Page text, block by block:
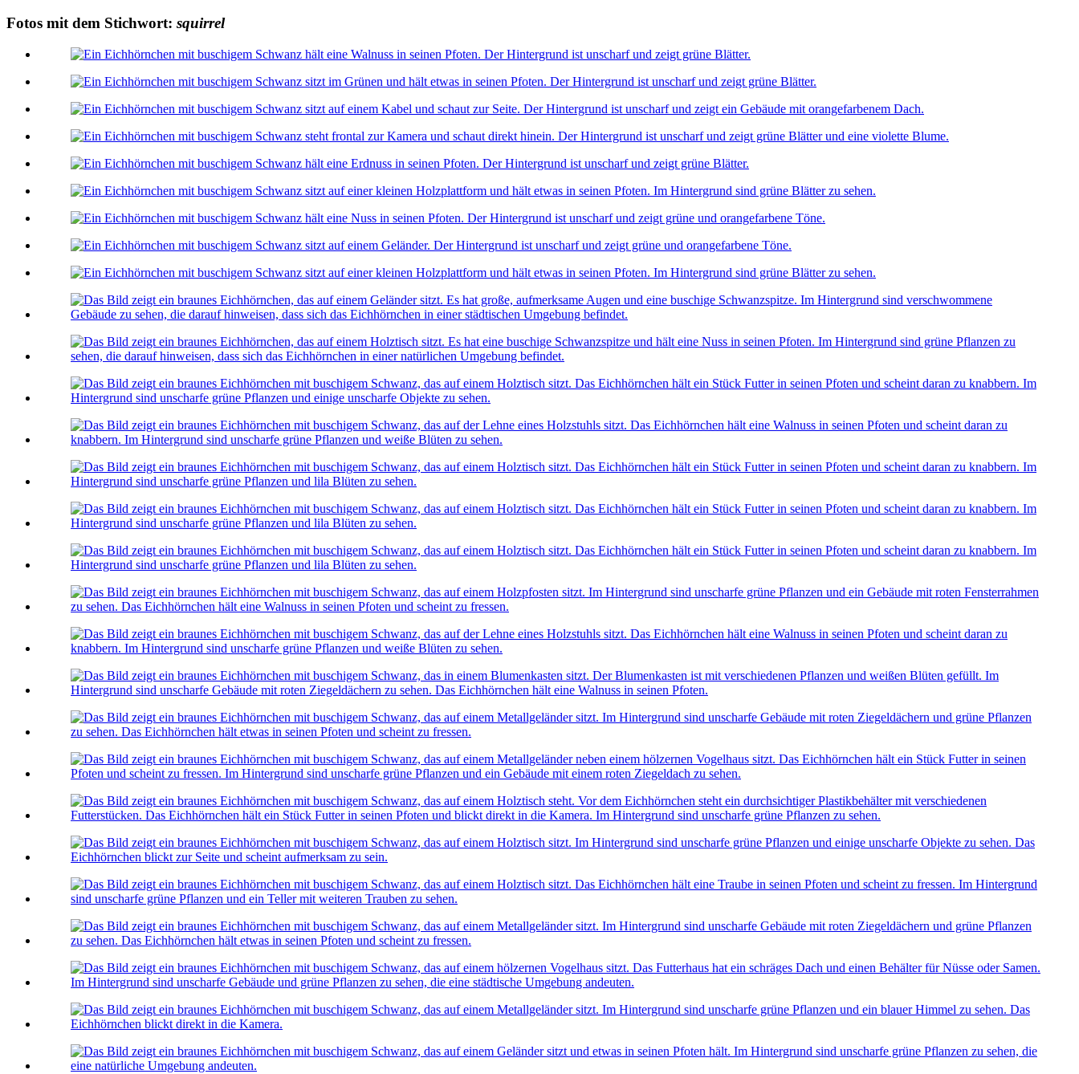
Fotos mit dem Stichwort: squirrel